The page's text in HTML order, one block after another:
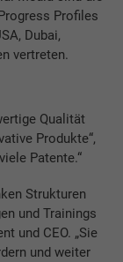
Profiles
Dubai,
vertreten.
Qualität
Produkte“,
Patente.“
Strukturen
und Trainings
und CEO. „Sie
und weiter